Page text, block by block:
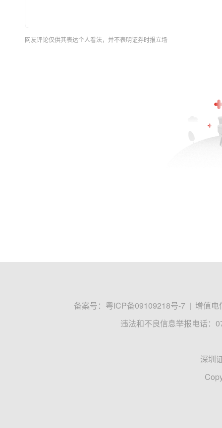
网友评论仅供其表达个人看法，并不表明证券时报立场
备案号： 粤ICP备09109218号-7 | 增值电
违法和不良信息举报电话：
深圳